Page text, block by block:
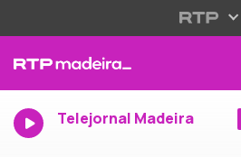
Telejornal Madeira